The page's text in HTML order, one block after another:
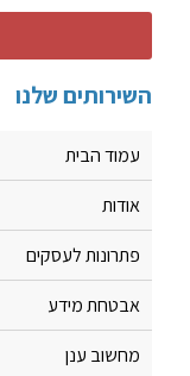
השירותים שלנו
עמוד הבית
אודות
פתרונות לעסקים
אבטחת מידע
מחשוב ענן